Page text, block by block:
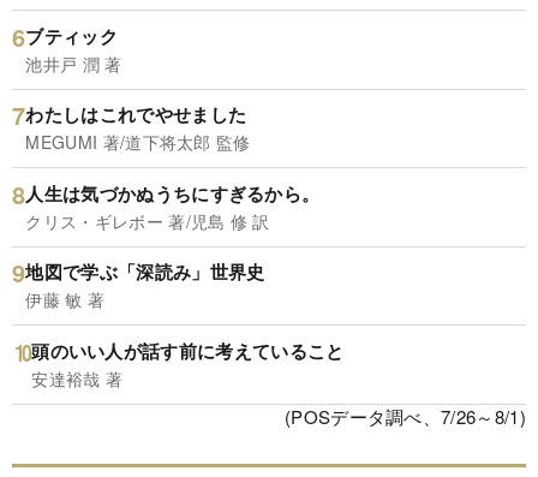
ブティック
池井戸 潤 著
わたしはこれでやせました
MEGUMI 著/道下将太郎 監修
人生は気づかぬうちにすぎるから。
クリス・ギレボー 著/児島 修 訳
地図で学ぶ「深読み」世界史
伊藤 敏 著
頭のいい人が話す前に考えていること
安達裕哉 著
(POSデータ調べ、7/26～8/1)